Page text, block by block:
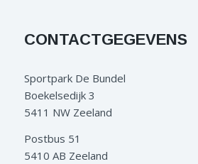
CONTACTGEGEVENS
Sportpark De Bundel
Boekelsedijk 3
5411 NW Zeeland
Postbus 51
5410 AB Zeeland